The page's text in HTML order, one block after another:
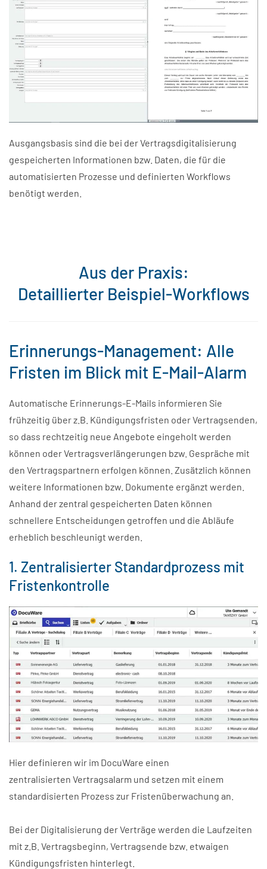
Ausgangsbasis sind die bei der Vertragsdigitalisierung
gespeicherten Informationen bzw. Daten, die für die
automatisierten Prozesse und definierten Workflows
benötigt werden.
Aus der Praxis:
Detaillierter Beispiel-Workflows
Erinnerungs-Management: Alle
Fristen im Blick mit E-Mail-Alarm
Automatische Erinnerungs-E-Mails informieren Sie
frühzeitig über z.B. Kündigungsfristen oder Vertragsenden,
so dass rechtzeitig neue Angebote eingeholt werden
können oder Vertragsverlängerungen bzw. Gespräche mit
den Vertragspartnern erfolgen können. Zusätzlich können
weitere Informationen bzw. Dokumente ergänzt werden.
Anhand der zentral gespeicherten Daten können
schnellere Entscheidungen getroffen und die Abläufe
erheblich beschleunigt werden.
1. Zentralisierter Standardprozess mit
Fristenkontrolle
Hier definieren wir im DocuWare einen
zentralisierten Vertragsalarm und setzen mit einem
standardisierten Prozess zur Fristenüberwachung an.
Bei der Digitalisierung der Verträge werden die Laufzeiten
mit z.B. Vertragsbeginn, Vertragsende bzw. etwaigen
Kündigungsfristen hinterlegt.